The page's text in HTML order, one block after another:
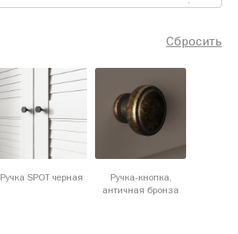
Сбросить
Ручка SPOT черная
Ручка-кнопка,
античная бронза